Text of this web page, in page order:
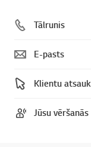
Tālrunis
E-pasts
Klientu
Jūsu